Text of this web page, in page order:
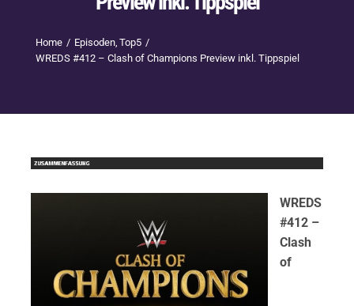
Home Episoden Top5
WREDS #412 – Clash of Champions Preview inkl. Tippspiel
WREDS
#412 –
Clash
of